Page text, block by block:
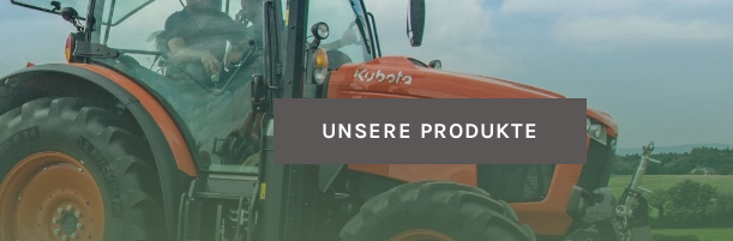
UNSERE PRODUKTE